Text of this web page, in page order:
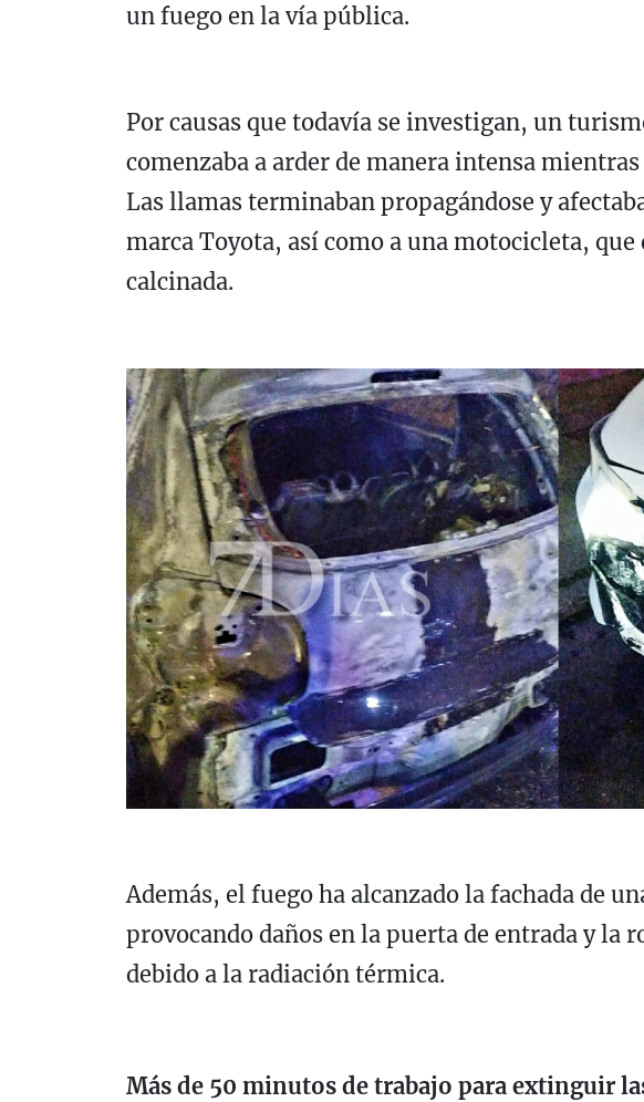
un fuego en la vía pública.
Por causas que todavía se investigan, un
comenzaba a arder de manera intensa
Las llamas terminaban propagándose y
marca Toyota, así como a una motocicleta,
calcinada.
Además, el fuego ha alcanzado la fachada de
provocando daños en la puerta de entrada y la
debido a la radiación térmica.
Más de 50 minutos de trabajo para extinguir